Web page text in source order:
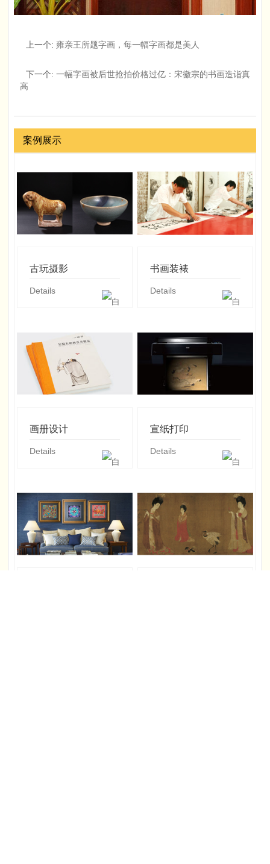
上一个: 雍亲王所题字画，每一幅字画都是美人
下一个: 一幅字画被后世抢拍价格过亿：宋徽宗的书画造诣真
高
案例展示
古玩摄影
Details
书画装裱
Details
画册设计
Details
宣纸打印
Details